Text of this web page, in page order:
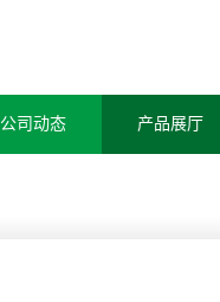
公司动态 产品展厅